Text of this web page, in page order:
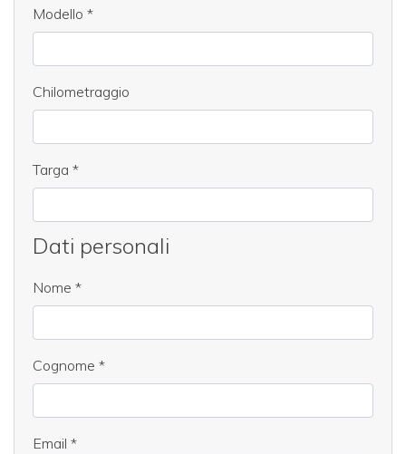
Modello *
Chilometraggio
Targa *
Dati personali
Nome *
Cognome *
Email *